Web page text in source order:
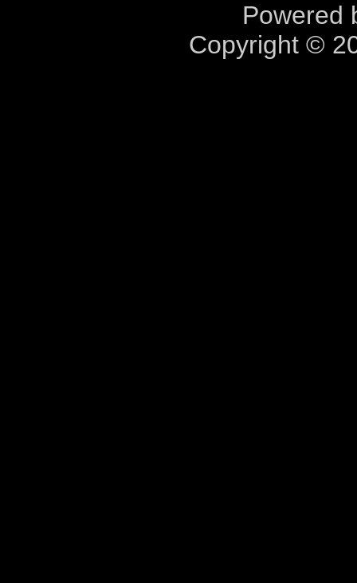
Powered
Copyright ©